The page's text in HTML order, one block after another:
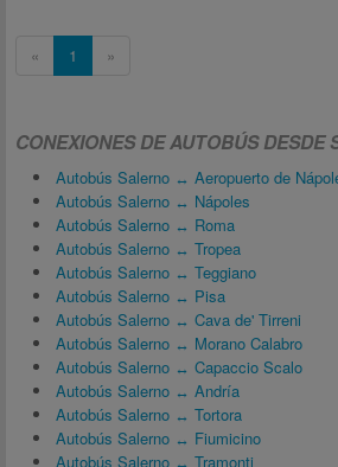
« 1 »
CONEXIONES DE AUTOBÚS DESDE
Autobús Salerno ↔ Aeropuerto de
Autobús Salerno ↔ Nápoles
Autobús Salerno ↔ Roma
Autobús Salerno ↔ Tropea
Autobús Salerno ↔ Teggiano
Autobús Salerno ↔ Pisa
Autobús Salerno ↔ Cava de' Tirreni
Autobús Salerno ↔ Morano Calabro
Autobús Salerno ↔ Capaccio Scalo
Autobús Salerno ↔ Andría
Autobús Salerno ↔ Tortora
Autobús Salerno ↔ Fiumicino
Autobús Salerno ↔ Tramonti